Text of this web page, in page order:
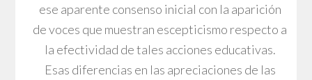
ese aparente consenso inicial con la aparición
de voces que muestran escepticismo respecto a
la efectividad de tales acciones educativas.
Esas diferencias en las apreciaciones de las